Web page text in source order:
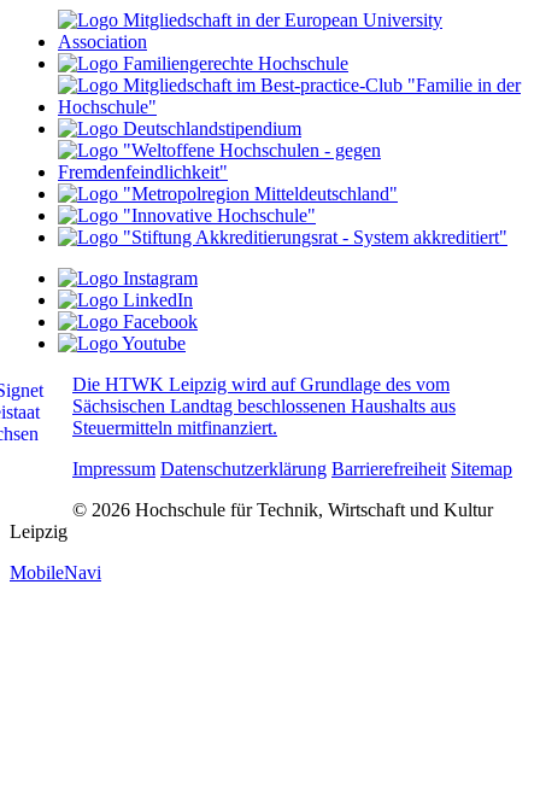
Die HTWK Leipzig wird auf Grundlage des vom
Sächsischen Landtag beschlossenen Haushalts aus
Steuermitteln mitfinanziert.
Impressum Datenschutzerklärung Barrierefreiheit Sitemap
© 2026 Hochschule für Technik, Wirtschaft und Kultur
Leipzig
MobileNavi